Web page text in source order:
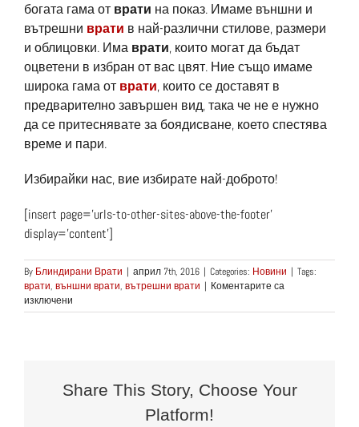
богата гама от врати на показ. Имаме външни и
вътрешни врати в най-различни стилове, размери
и облицовки. Има врати, които могат да бъдат
оцветени в избран от вас цвят. Ние също имаме
широка гама от врати, които се доставят в
предварително завършен вид, така че не е нужно
да се притеснявате за боядисване, което спестява
време и пари.
Избирайки нас, вие избирате най-доброто!
[insert page=’urls-to-other-sites-above-the-footer’
display=’content’]
By Блиндирани Врати | април 7th, 2016 | Categories: Новини | Tags:
врати, външни врати, вътрешни врати | Коментарите са
изключени
Избора
от
Share This Story, Choose Your
Platform!